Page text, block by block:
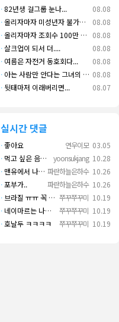
08.08
· 82년생 걸그룹 눈나...
08.08
·올리자마자 미성년자 불가가 뜬 이유
08.08
·올리자마자 조회수 100만 터진...
08.08
·살크업이 되서 더....
08.08
· 여름은 자전거 동호회다...
08.08
· 아는 사람만 안다는 그녀의 클라쓰...
08.07
· 뒷태마저 이래버리면...
실시간 댓글
연우이모 03.05
·좋아요
yoonsukjang 10.28
· 먹고 싶은 음식 실컷 먹고 그 영상으로 떼 돈도 버네 ㄷㄷ. 하고 싶은 것만 하고 부자되네.
파란하늘은하수 10.26
· 맨유에서 나왔으면 좋겠다
파란하늘은하수 10.26
·포부가..
쭈꾸쭈꾸미 10.19
· 브라질 ㅠㅠ 꼭 나오길..
쭈꾸쭈꾸미 10.19
· 네이마르는 나가면 음바페만 좋겠네
쭈꾸쭈꾸미 10.19
·호날두 ㅋㅋㅋㅋ